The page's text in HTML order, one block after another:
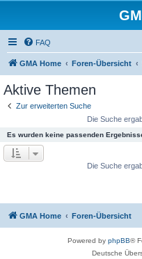
FAQ
GMA Home Foren-Übersicht
Aktive Themen
Zur erweiterten Suche
Die Suche
Es wurden keine passenden
Die Suche
GMA Home Foren-Übersicht
Powered by phpBB®
Deutsche